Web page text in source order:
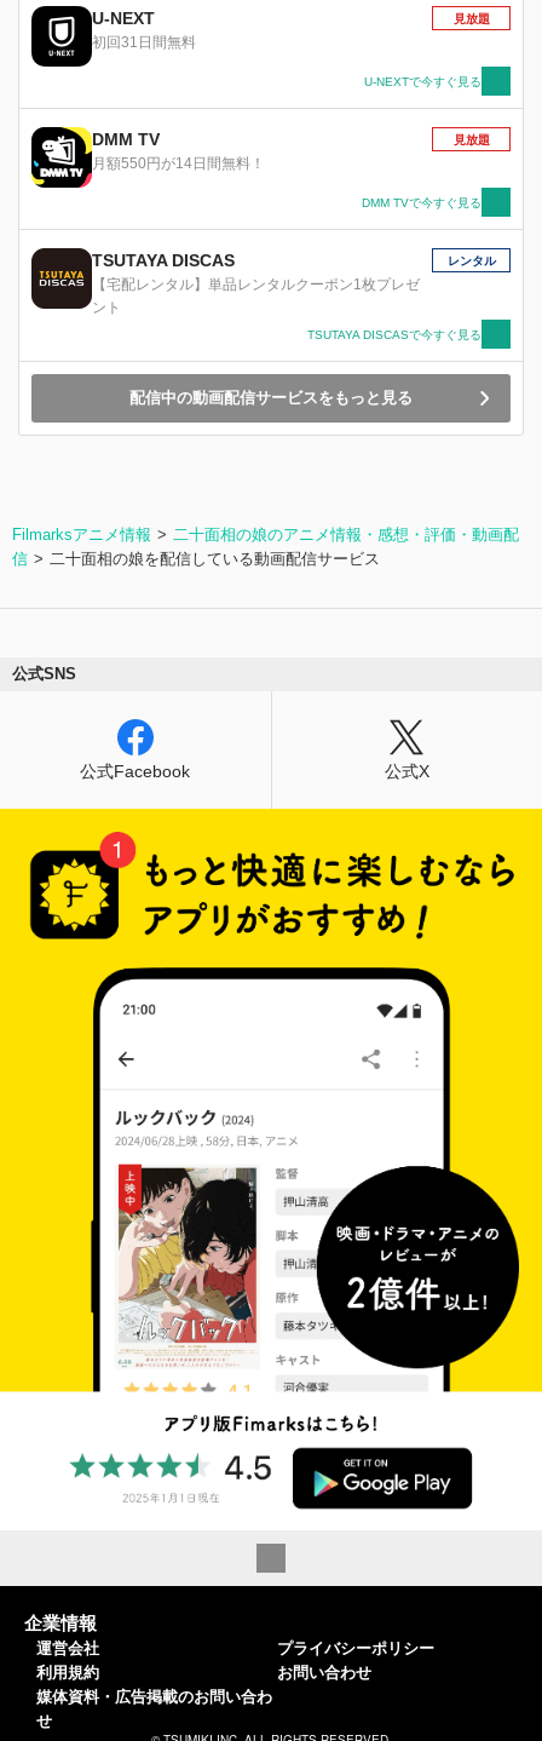
U-NEXT
初回31日間無料
見放題
U-NEXTで今すぐ見る
DMM TV
月額550円が14日間無料！
見放題
DMM TVで今すぐ見る
TSUTAYA DISCAS
【宅配レンタル】単品レンタルクーポン1枚プレゼ
ント
レンタル
TSUTAYA DISCASで今すぐ見る
配信中の動画配信サービスをもっと見る
Filmarksアニメ情報
二十面相の娘のアニメ情報・感想・評価・動画配
信
二十面相の娘を配信している動画配信サービス
公式SNS
公式Facebook 公式X
企業情報
運営会社
利用規約
媒体資料・広告掲載のお問い合わ
せ
プライバシーポリシー
お問い合わせ